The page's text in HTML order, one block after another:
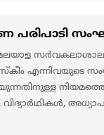
എന്നിവയുടെ